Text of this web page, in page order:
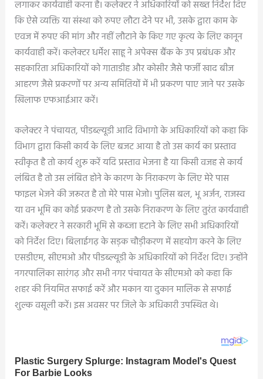
लगाकर कार्यवाही करना है। कलेक्टर ने अधिकारियों को सख्त निर्देश दिए
कि ऐसे व्यक्ति या संस्था को रुपए लौटा देने पर भी, उसके द्वारा काम के
एवज में रुपए की मांग और नहीं लौटाने के किए गए कृत्य के लिए कानून
कार्यवाही करें। कलेक्टर धर्मेश साहू ने अपेक्स बैंक के उप प्रबंधक और
सहकारिता अधिकारियों को गाताडीह और कोसीर जैसे फर्जी खाद बीज
आहरण जैसे प्रकरणों पर अन्य समितियों में भी प्रकरण पाए जाने पर उसके
खिलाफ एफआईआर करें।
कलेक्टर ने पंचायत, पीडब्ल्यूडी आदि विभागो के अधिकारियों को कहा कि
विभाग द्वारा किसी कार्य के लिए बजट आया है तो उस कार्य का प्रस्ताव
स्वीकृत है तो कार्य शुरू करें यदि प्रस्ताव भेजना है या किसी वजह से कार्य
लंबित है तो उस लंबित होने के कारण के निराकरण के लिए मेरे पास
फाइल भेजने की जरूरत है तो मेरे पास भेजो। पुलिस बल, भू अर्जन, राजस्व
या वन भूमि का कोई प्रकरण है तो उसके निराकरण के लिए तुरंत कार्यवाही
करें। कलेक्टर ने सरकारी भूमि से कब्जा हटाने के लिए सभी अधिकारियों
को निर्देश दिए। बिलाईगढ़ के सड़क चौड़ीकरण में सहयोग करने के लिए
एसडीएम, सीएमओ और पीडब्ल्यूडी के अधिकारियों को निर्देश दिए। उन्होंने
नगरपालिका सारंगढ़ और सभी नगर पंचायत के सीएमओ को कहा कि
शहर की नियमित सफाई करें और मकान या दुकान मालिक से सफाई
शुल्क वसूली करें। इस अवसर पर जिले के अधिकारी उपस्थित थे।